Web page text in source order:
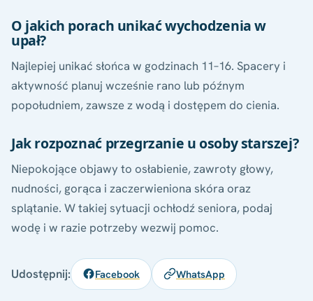
O jakich porach unikać wychodzenia w
upał?
Najlepiej unikać słońca w godzinach 11–16. Spacery i
aktywność planuj wcześnie rano lub późnym
popołudniem, zawsze z wodą i dostępem do cienia.
Jak rozpoznać przegrzanie u osoby starszej?
Niepokojące objawy to osłabienie, zawroty głowy,
nudności, gorąca i zaczerwieniona skóra oraz
splątanie. W takiej sytuacji ochłodź seniora, podaj
wodę i w razie potrzeby wezwij pomoc.
Udostępnij: Facebook WhatsApp